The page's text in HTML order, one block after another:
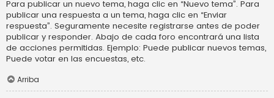
Para publicar un nuevo tema, haga clic en “Nuevo tema”. Para
publicar una respuesta a un tema, haga clic en “Enviar
respuesta”. Seguramente necesite registrarse antes de poder
publicar y responder. Abajo de cada foro encontrará una lista
de acciones permitidas. Ejemplo: Puede publicar nuevos temas,
Puede votar en las encuestas, etc.
Arriba